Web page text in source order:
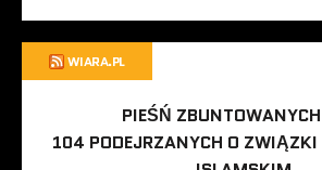
WIARA.PL
PIEŚŃ ZBUNTOWANYCH
104 PODEJRZANYCH O